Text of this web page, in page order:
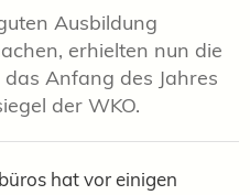
Ausbildung
erhielten nun die
Anfang des Jahres
der WKO.
hat vor einigen